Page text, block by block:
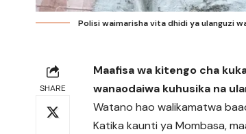
Polisi waimarisha vita dhidi ya ulanguzi
SHARE
Maafisa wa kitengo cha
wanaodaiwa kuhusika na
Watano hao walikamatwa
Katika kaunti ya Mombasa,